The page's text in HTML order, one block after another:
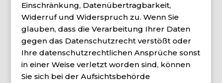
Einschränkung, Datenübertragbarkeit,
Widerruf und Widerspruch zu. Wenn Sie
glauben, dass die Verarbeitung Ihrer Daten
gegen das Datenschutzrecht verstößt oder
Ihre datenschutzrechtlichen Ansprüche sonst
in einer Weise verletzt worden sind, können
Sie sich bei der Aufsichtsbehörde